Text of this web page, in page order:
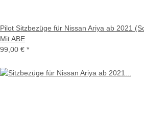
Pilot Sitzbezüge für Nissan Ariya ab 2021
Mit ABE
99,00 € *